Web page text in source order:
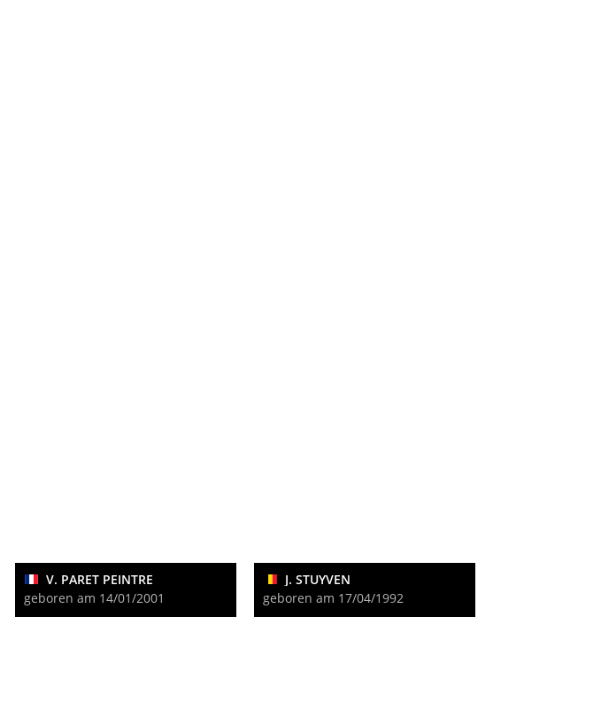
V. PARET PEINTRE
geboren am 14/01/2001
J. STUYVEN
geboren am 17/04/1992